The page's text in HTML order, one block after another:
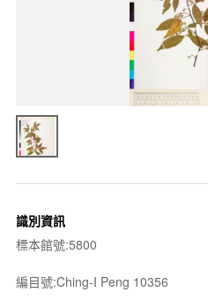
識別資訊
標本館號:5800
編目號:Ching-I Peng 10356